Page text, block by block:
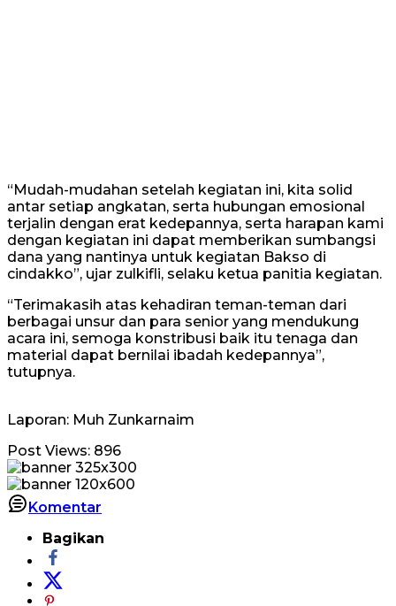
“Mudah-mudahan setelah kegiatan ini, kita solid
antar setiap angkatan, serta hubungan emosional
terjalin dengan erat kedepannya, serta harapan kami
dengan kegiatan ini dapat memberikan sumbangsi
dana yang nantinya untuk kegiatan Bakso di
cindakko”, ujar zulkifli, selaku ketua panitia kegiatan.
“Terimakasih atas kehadiran teman-teman dari
berbagai unsur dan para senior yang mendukung
acara ini, semoga konstribusi baik itu tenaga dan
material dapat bernilai ibadah kedepannya”,
tutupnya.
Laporan: Muh Zunkarnaim
Post Views: 896
Komentar
Bagikan